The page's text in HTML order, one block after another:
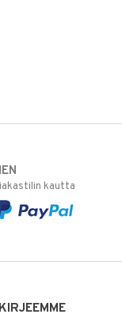
kautta